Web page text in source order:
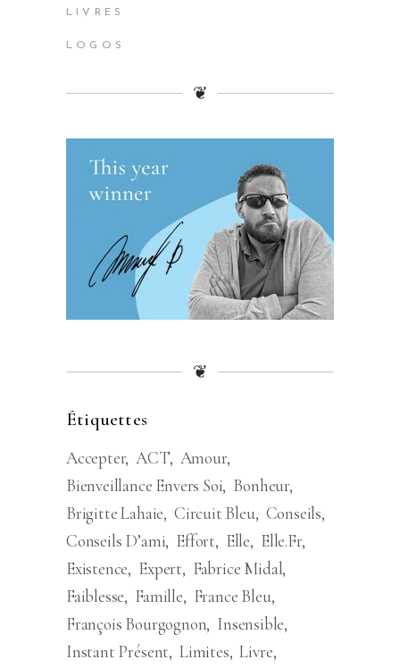
LIVRES
LOGOS
❦
❦
Étiquettes
Accepter ACT Amour
Bienveillance Envers Soi Bonheur
Brigitte Lahaie Circuit Bleu Conseils
Conseils D’ami Effort Elle
Elle.fr
Existence
Expert
Fabrice Midal
Faiblesse
Famille
France Bleu
François Bourgognon Insensible
Instant Présent Limites Livre